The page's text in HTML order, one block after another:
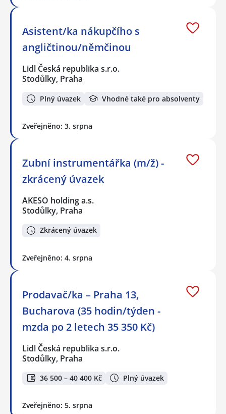
Asistent/ka nákupčího s
angličtinou/němčinou
Lidl Česká republika s.r.o.
Stodůlky, Praha
Plný úvazek Vhodné také pro absolventy
Zveřejněno: 3. srpna
Zubní instrumentářka (m/ž) -
zkrácený úvazek
AKESO holding a.s.
Stodůlky, Praha
Zkrácený úvazek
Zveřejněno: 4. srpna
Prodavač/ka – Praha 13,
Bucharova (35 hodin/týden -
mzda po 2 letech 35 350 Kč)
Lidl Česká republika s.r.o.
Stodůlky, Praha
36 500 – 40 400 Kč Plný úvazek
Zveřejněno: 5. srpna